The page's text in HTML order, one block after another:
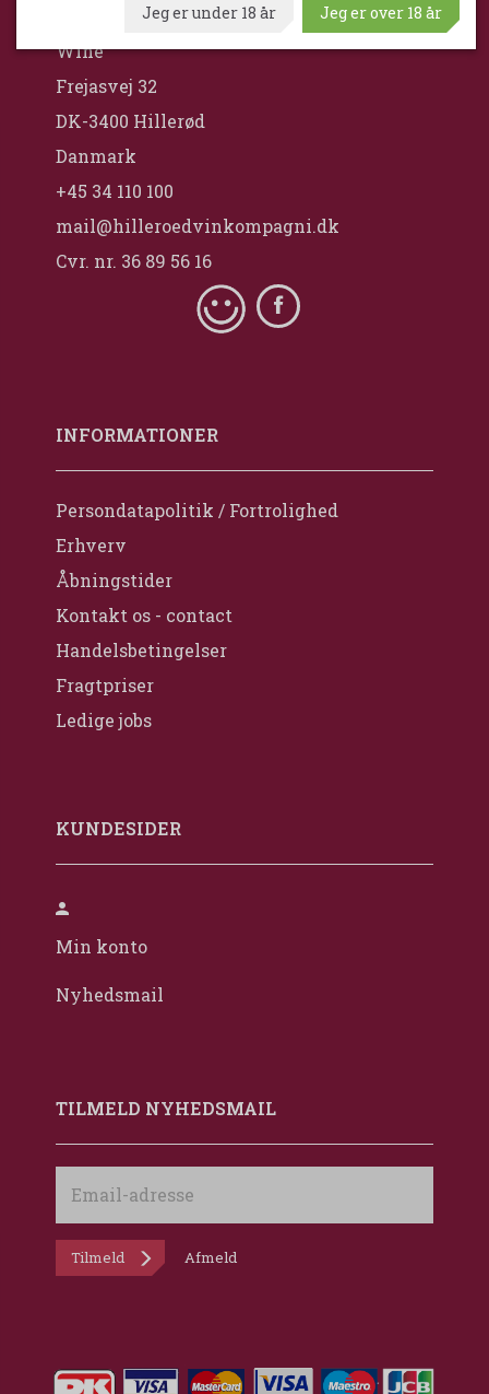
Hillerød VinKompagni ApS / Maximum
Wine
Frejasvej 32
DK-3400 Hillerød
Danmark
+45 34 110 100
mail@hilleroedvinkompagni.dk
Cvr. nr. 36 89 56 16
INFORMATIONER
Persondatapolitik / Fortrolighed
Erhverv
Åbningstider
Kontakt os - contact
Handelsbetingelser
Fragtpriser
Ledige jobs
KUNDESIDER
Min konto
Nyhedsmail
TILMELD NYHEDSMAIL
adresse
Tilmeld Afmeld
Jeg er under 18 år Jeg er over 18 år